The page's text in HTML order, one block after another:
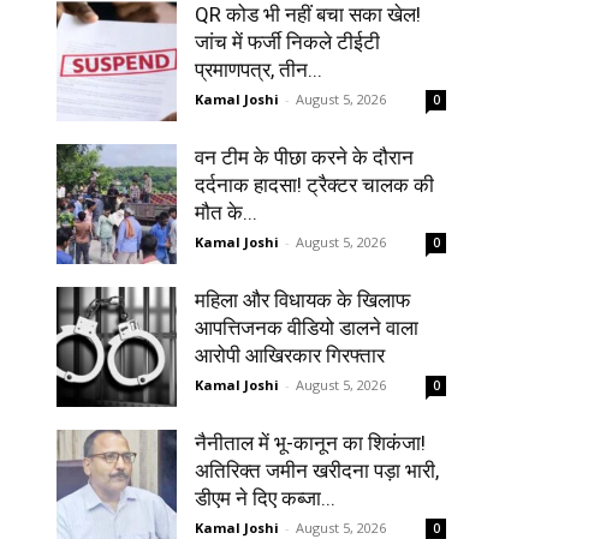
QR कोड भी नहीं बचा सका खेल!
जांच में फर्जी निकले टीईटी
प्रमाणपत्र, तीन...
Kamal Joshi - August 5, 2026 0
वन टीम के पीछा करने के दौरान
दर्दनाक हादसा! ट्रैक्टर चालक की
मौत के...
Kamal Joshi - August 5, 2026 0
महिला और विधायक के खिलाफ
आपत्तिजनक वीडियो डालने वाला
आरोपी आखिरकार गिरफ्तार
Kamal Joshi - August 5, 2026 0
नैनीताल में भू-कानून का शिकंजा!
अतिरिक्त जमीन खरीदना पड़ा भारी,
डीएम ने दिए कब्जा...
Kamal Joshi - August 5, 2026 0